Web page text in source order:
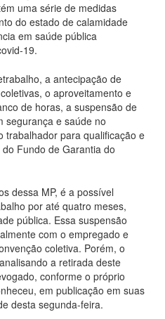
uma série de medidas
do estado de calamidade
em saúde pública
19.
a antecipação de
o aproveitamento e
de horas, a suspensão de
segurança e saúde no
trabalhador para qualificação e
Fundo de Garantia do
dessa MP, é a possível
por até quatro meses,
pública. Essa suspensão
com o empregado e
coletiva. Porém, o
a retirada deste
conforme o próprio
em publicação em suas
desta segunda-feira.